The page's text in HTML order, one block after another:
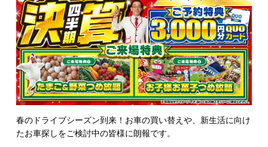
春のドライブシーズン到来！お車の買い替えや、新生活に向け
たお車探しをご検討中の皆様に朗報です。